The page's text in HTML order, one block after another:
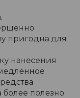
пригодна для
нанесения
полезно